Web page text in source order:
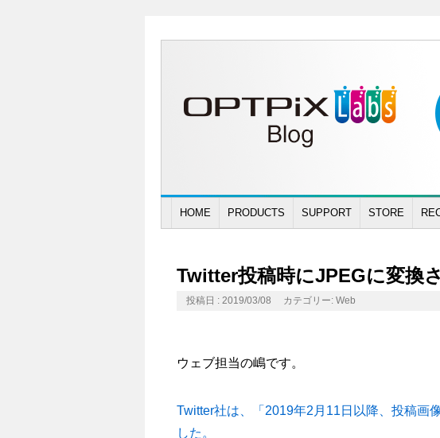
HOME PRODUCTS SUPPORT STORE
Twitter投稿時にJPEGに変換
投稿日 : 2019/03/08 カテゴリー: Web
ウェブ担当の嶋です。
Twitter社は、「2019年2月11日以降、投稿画
した。